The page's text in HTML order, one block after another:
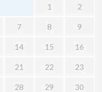
1 2
7 8 9
14 15 16
21 22 23
28 29 30